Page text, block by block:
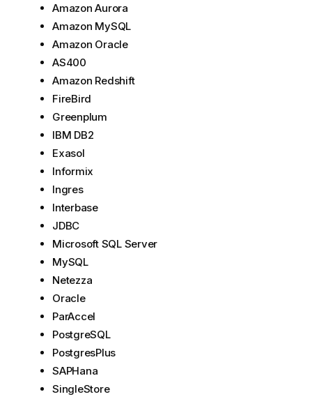
Amazon Aurora
Amazon MySQL
Amazon Oracle
AS400
Amazon Redshift
FireBird
Greenplum
IBM DB2
Exasol
Informix
Ingres
Interbase
JDBC
Microsoft SQL Server
MySQL
Netezza
Oracle
ParAccel
PostgreSQL
PostgresPlus
SAPHana
SingleStore